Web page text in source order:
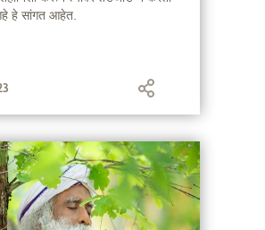
हे सांगत आहेत.